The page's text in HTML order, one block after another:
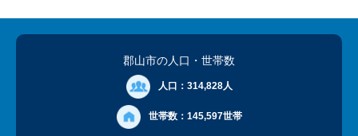
郡山市の人口 ・世帯数
人口： 314,828人
世帯数： 145,597世帯